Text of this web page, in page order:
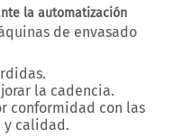
la automatización
de envasado
la cadencia.
conformidad con las
y calidad.